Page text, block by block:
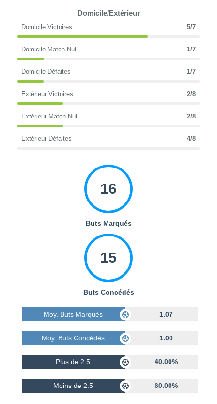
Domicile/Extérieur
Domicile Victoires 5/7
Domicile Match Nul 1/7
Domicile Défaites 1/7
Extérieur Victoires 2/8
Extérieur Match Nul 2/8
Extérieur Défaites 4/8
16
Buts Marqués
15
Buts Concédés
Moy. Buts Marqués 1.07
Moy. Buts Concédés 1.00
Plus de 2.5 40.00%
Moins de 2.5 60.00%